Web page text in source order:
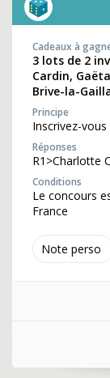
Note perso
Cadeaux à
3 lots de 2
Cardin,
Brive-la-
Principe
Inscrivez-
Réponses
R1>Charlotte
Conditions
Le concours
France